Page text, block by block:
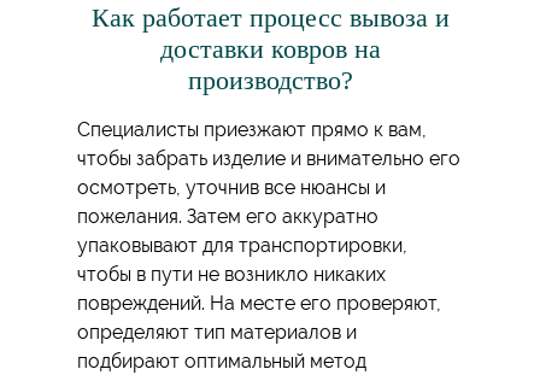
Как работает процесс вывоза и
доставки ковров на
производство?
Специалисты приезжают прямо к вам,
чтобы забрать изделие и внимательно его
осмотреть, уточнив все нюансы и
пожелания. Затем его аккуратно
упаковывают для транспортировки,
чтобы в пути не возникло никаких
повреждений. На месте его проверяют,
определяют тип материалов и
подбирают оптимальный метод